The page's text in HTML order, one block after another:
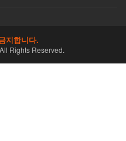
지합니다.
Rights Reserved.